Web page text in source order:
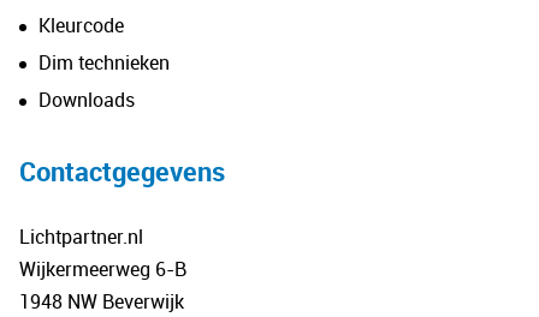
Kleurcode
Dim technieken
Downloads
Contactgegevens
Lichtpartner.nl
Wijkermeerweg 6-B
1948 NW Beverwijk